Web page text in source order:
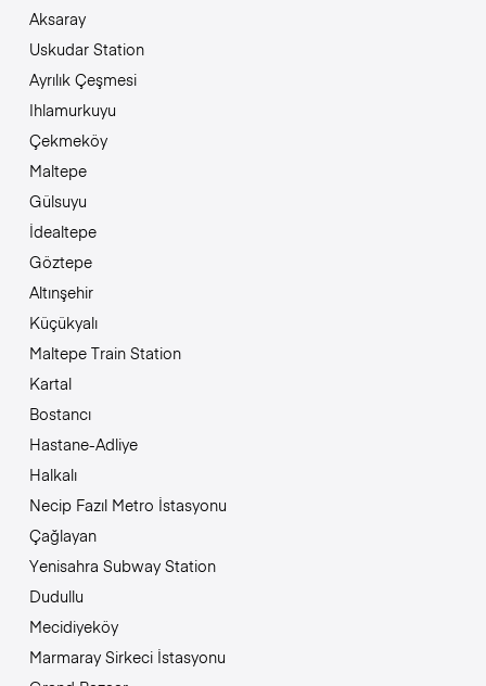
Aksaray
Uskudar Station
Ayrılık Çeşmesi
Ihlamurkuyu
Çekmeköy
Maltepe
Gülsuyu
İdealtepe
Göztepe
Altınşehir
Küçükyalı
Maltepe Train Station
Kartal
Bostancı
Hastane-Adliye
Halkalı
Necip Fazıl Metro İstasyonu
Çağlayan
Yenisahra Subway Station
Dudullu
Mecidiyeköy
Marmaray Sirkeci İstasyonu